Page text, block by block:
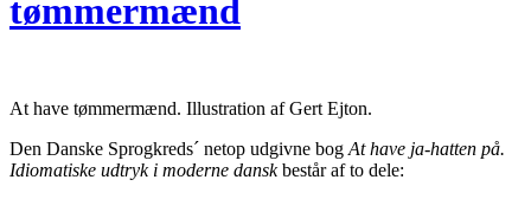
tømmermænd
At have tømmermænd. Illustration af Gert Ejton.
Den Danske Sprogkreds´ netop udgivne bogAt have ja-hatten på.
Idiomatiske udtryk i moderne danskbestår af to dele: